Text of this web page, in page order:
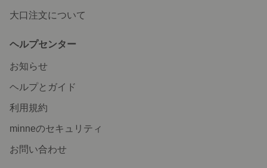
大口注文について
ヘルプセンター
お知らせ
ヘルプとガイド
利用規約
minneのセキュリティ
お問い合わせ